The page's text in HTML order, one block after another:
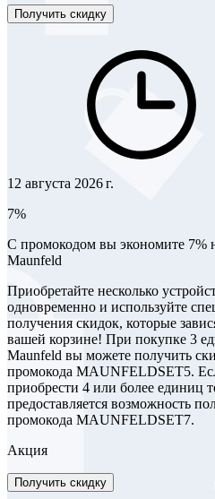
Получить скидку
12 августа 2026 г.
7%
С промокодом вы экономите 7%
Maunfeld
Приобретайте несколько
одновременно и используйте
получения скидок, которые
вашей корзине! При покупке 3
Maunfeld вы можете получить
промокода MAUNFELDSET5.
приобрести 4 или более единиц
предоставляется возможность
промокода MAUNFELDSET7.
Акция
Получить скидку